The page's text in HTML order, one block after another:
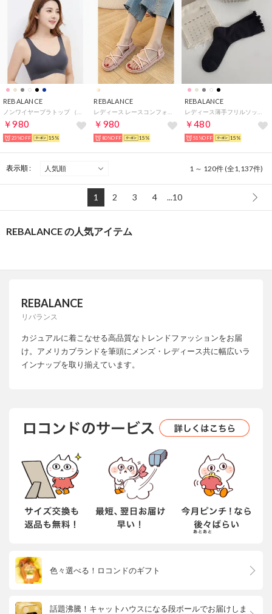
REBALANCE
￥980
23%OFF 15%
REBALANCE
￥980
80%OFF 15%
REBALANCE
￥480
51%OFF 15%
表示順 : 1 ～ 120件 (全1,137件)
1 2 3 4 ...10
REBALANCE の人気アイテム
REBALANCE
リバランス
カジュアルに着こなせる高品質なトレンドファッションをお届
け。アメリカブランドを筆頭にメンズ・レディース共に幅広いラ
インナップを取り揃えています。
色々選べる！ロコンドのギフト
話題沸騰！キャットハウスになる段ボールでお届けしま